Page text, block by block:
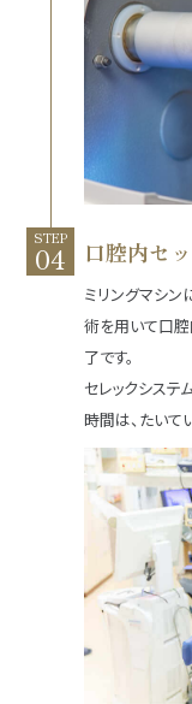
STEP 口腔内セ
ミリングマシ
術を用いて口腔
了です。
セレックシステ
時間は、たいて